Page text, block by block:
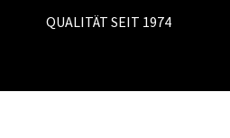
QUALITÄT SEIT 1974